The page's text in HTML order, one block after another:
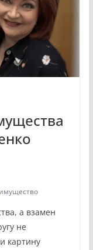
имущество
а взамен
не
картину